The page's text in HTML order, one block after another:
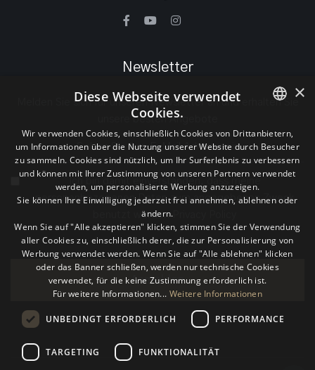
Newsletter
Melden Sie sich für unseren Newsletter an und erhalten Sie
unsere besten Angebote
Ich bin damit einverstanden, dass meine
personenbezogenen Daten zum angegebenen Zweck
benutzt werdenPrivacy Policy
Anmelden
ITALIAN
ENGLISH
×
Diese Webseite verwendet
Cookies.
Wir verwenden Cookies, einschließlich Cookies von Drittanbietern,
um Informationen über die Nutzung unserer Website durch Besucher
zu sammeln. Cookies sind nützlich, um Ihr Surferlebnis zu verbessern
und können mit Ihrer Zustimmung von unseren Partnern verwendet
werden, um personalisierte Werbung anzuzeigen.
Sie können Ihre Einwilligung jederzeit frei annehmen, ablehnen oder
ändern.
Wenn Sie auf "Alle akzeptieren" klicken, stimmen Sie der Verwendung
aller Cookies zu, einschließlich derer, die zur Personalisierung von
Werbung verwendet werden. Wenn Sie auf "Alle ablehnen" klicken
oder das Banner schließen, werden nur technische Cookies
verwendet, für die keine Zustimmung erforderlich ist.
Für weitere Informationen... Weitere Informationen
UNBEDINGT ERFORDERLICH PERFORMANCE
TARGETING FUNKTIONALITÄT